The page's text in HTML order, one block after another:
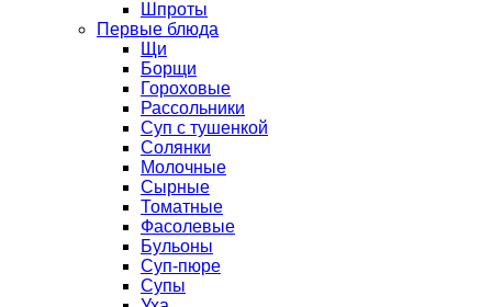
Шпроты
Первые блюда
Щи
Борщи
Гороховые
Рассольники
Суп с тушенкой
Солянки
Молочные
Сырные
Томатные
Фасолевые
Бульоны
Суп-пюре
Супы